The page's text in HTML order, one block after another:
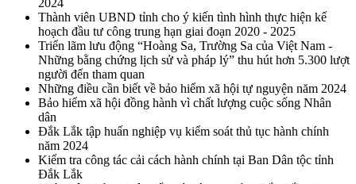
2024
Thành viên UBND tỉnh cho ý kiến tình hình thực hiện kế
hoạch đầu tư công trung hạn giai đoạn 2020 - 2025
Triển lãm lưu động “Hoàng Sa, Trường Sa của Việt Nam -
Những bằng chứng lịch sử và pháp lý” thu hút hơn 5.300 lượt
người đến tham quan
Những điều cần biết về bảo hiểm xã hội tự nguyện năm 2024
Bảo hiểm xã hội đồng hành vì chất lượng cuộc sống Nhân
dân
Đắk Lắk tập huấn nghiệp vụ kiểm soát thủ tục hành chính
năm 2024
Kiểm tra công tác cải cách hành chính tại Ban Dân tộc tỉnh
Đắk Lắk